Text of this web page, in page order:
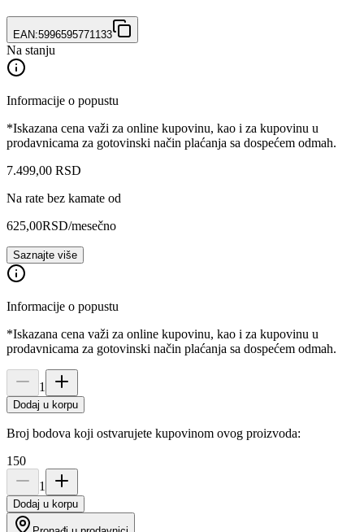
EAN:5996595771133
Na stanju
Informacije o popustu
*Iskazana cena važi za online kupovinu, kao i za kupovinu u
prodavnicama za gotovinski način plaćanja sa dospećem odmah.
7.499,00 RSD
Na rate bez kamate od
625,00RSD/mesečno
Saznajte više
Informacije o popustu
*Iskazana cena važi za online kupovinu, kao i za kupovinu u
prodavnicama za gotovinski način plaćanja sa dospećem odmah.
1
Dodaj u korpu
Broj bodova koji ostvarujete kupovinom ovog proizvoda:
150
1
Dodaj u korpu